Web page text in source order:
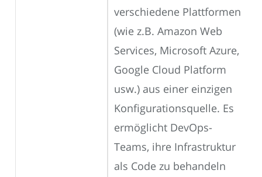
verschiedene Plattformen
(wie z.B. Amazon Web
Services, Microsoft Azure,
Google Cloud Platform
usw.) aus einer einzigen
Konfigurationsquelle. Es
ermöglicht DevOps-
Teams, ihre Infrastruktur
als Code zu behandeln